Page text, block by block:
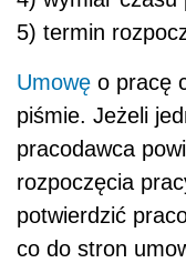
5) termin
Umowę o pracę
piśmie. Jeżeli
pracodawca
rozpoczęcia
potwierdzić
co do stron